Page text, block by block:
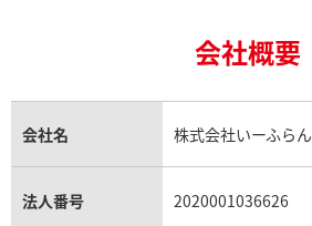
金貨買取
貴金属買取
銀・シルバー買取
パラジウム買取
トパーズ買取
タンザナイト買取
キャッツアイ買取
ロレックス エクスプローラー買取
ロレックス デイトジャスト買取
パテック フィリップノーチラス買取
ヴァシュロン・コンスタンタン買取
シャネル マトラッセ買取
セリーヌ買取
ヴァンクリーフ＆アーペル買取
ショーメ買取
ダミアーニ買取
会社概要
会社名 株式会社いーふらん
法人番号 2020001036626